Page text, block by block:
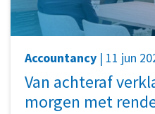
Accountancy | 11 jun
Van achteraf
morgen met